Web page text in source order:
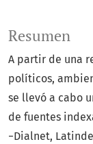
Resumen
A partir de una
políticos,
se llevó a cabo
de fuentes
−Dialnet,